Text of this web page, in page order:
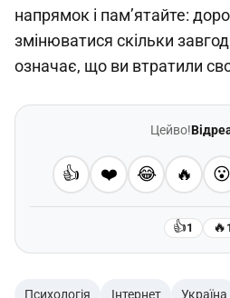
напрямок і пам’ятайте:
змінюватися скільки
означає, що ви втратили
Цейво!
👍 ❤️ 😂 🔥 😮
👍1 🔥 1
Психологія Інтернет Україна